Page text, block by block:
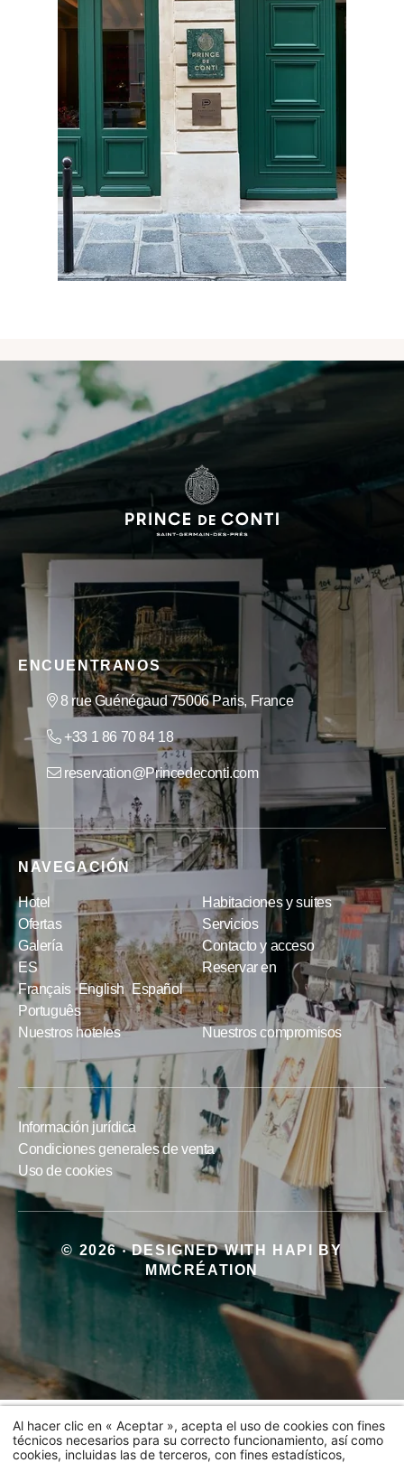
ENCUENTRANOS
8 rue Guénégaud 75006 Paris, France
+33 1 86 70 84 18
reservation@Princedeconti.com
NAVEGACIÓN
Hotel
Habitaciones y suites
Ofertas
Servicios
Galería
Contacto y acceso
ES
Français English Español
Português
Reservar en
Nuestros hoteles Nuestros compromisos
Información jurídica
Condiciones generales de venta
Uso de cookies
© 2026•DESIGNED WITH HAPI
BY
MMCRÉATION
Hotel
Habitaciones y suites
Ofertas
Al hacer clic en « Aceptar », acepta el uso de cookies con fines
técnicos necesarios para su correcto funcionamiento, así como
cookies, incluidas las de terceros, con fines estadísticos,